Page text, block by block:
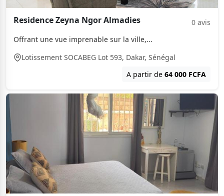
Residence Zeyna Ngor Almadies
0 avis
Offrant une vue imprenable sur la ville,...
Lotissement SOCABEG Lot 593, Dakar, Sénégal
A partir de
64 000 FCFA